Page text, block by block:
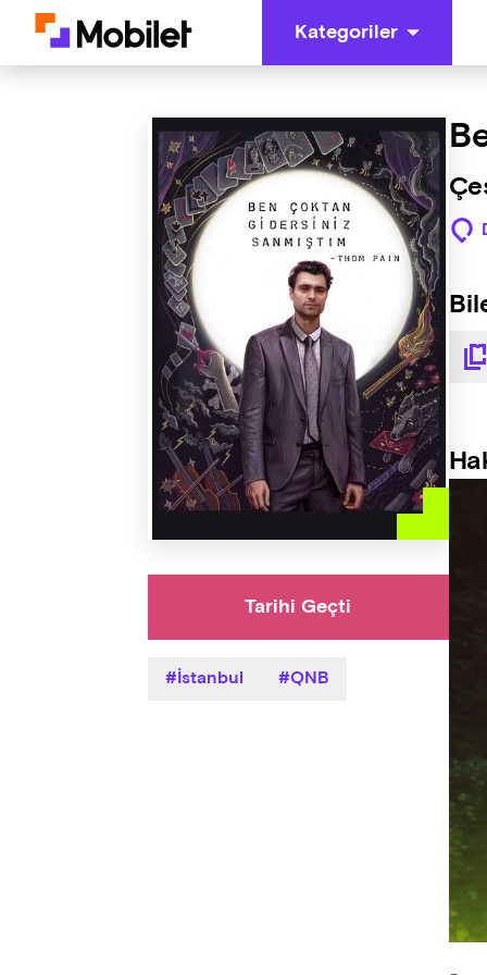
Kategoriler
Tarihi Geçti
İstanbul QNB